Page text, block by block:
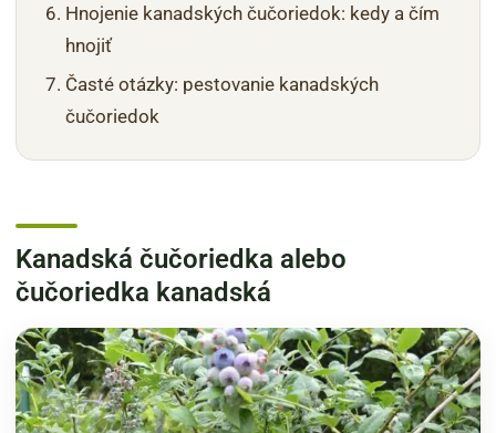
Hnojenie kanadských čučoriedok: kedy a čím
hnojiť
Časté otázky: pestovanie kanadských
čučoriedok
Kanadská čučoriedka alebo
čučoriedka kanadská